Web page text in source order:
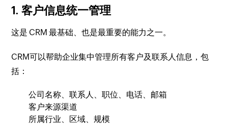
1. 客户信息统一管理
这是 CRM 最基础、也是最重要的能力之一。
CRM可以帮助企业集中管理所有客户及联系人信息，包
括：
公司名称、联系人、职位、电话、邮箱
客户来源渠道
所属行业、区域、规模